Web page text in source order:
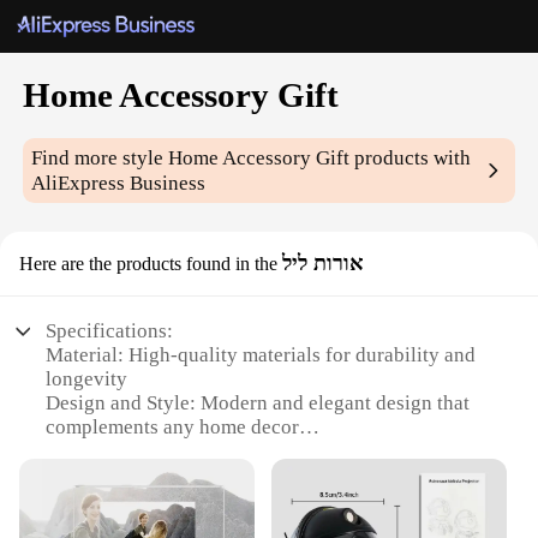
Home Accessory Gift
Find more styleHome Accessory Gift products with
AliExpress Business
Here are the products found in the אורות ליל
Specifications:
Material: High-quality materials for durability and
longevity
Design and Style: Modern and elegant design that
complements any home decor
inviting atmosphere in any room
Type and Category: Home Accessory Gift, ideal for
gifting to friends and family